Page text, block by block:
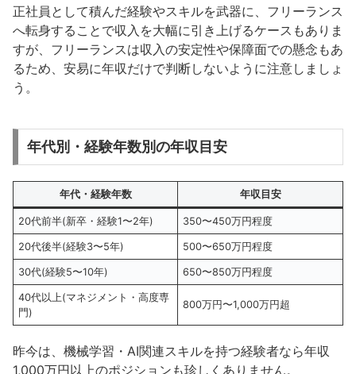
正社員として積んだ経験やスキルを武器に、フリーランス
へ転身することで収入を大幅に引き上げるケースもありま
すが、フリーランスは収入の安定性や保障面での懸念もあ
るため、安易に年収だけで判断しないように注意しましょ
う。
年代別・経験年数別の年収目安
年代・経験年数 年収目安
20代前半(新卒・経験1〜2年) 350〜450万円程度
20代後半(経験3〜5年) 500〜650万円程度
30代(経験5〜10年) 650〜850万円程度
40代以上(マネジメント・高度専
門)
800万円〜1,000万円超
昨今は、機械学習・AI関連スキルを持つ経験者なら年収
1,000万円以上のポジションも珍しくありません。